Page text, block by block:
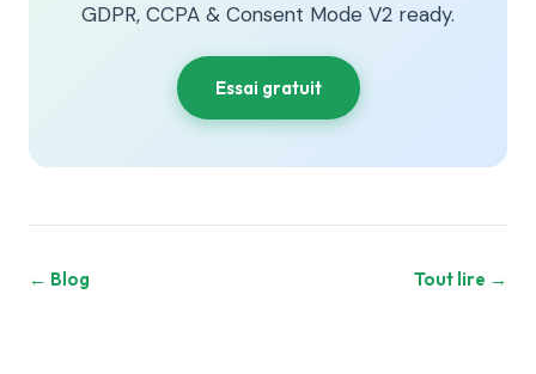
GDPR, CCPA & Consent Mode V2 ready.
Essai gratuit
← Blog Tout lire →